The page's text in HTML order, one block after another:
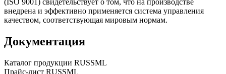
(ISO 9001) свидетельствует о том, что на производстве
внедрена и эффективно применяется система управления
качеством, соответствующая мировым нормам.
Документация
Каталог продукции RUSSML
Прайс-лист RUSSML